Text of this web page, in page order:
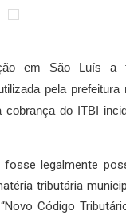
em São Luís a
pela prefeitura
do ITBI
legalmente
tributária
Código